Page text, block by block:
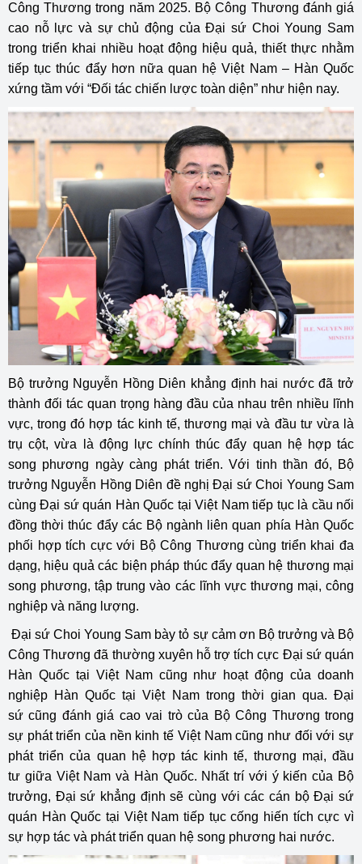
Công Thương trong năm 2025. Bộ Công Thương đánh giá
cao nỗ lực và sự chủ động của Đại sứ Choi Young Sam
trong triển khai nhiều hoạt động hiệu quả, thiết thực nhằm
tiếp tục thúc đẩy hơn nữa quan hệ Việt Nam – Hàn Quốc
xứng tầm với “Đối tác chiến lược toàn diện” như hiện nay.
Bộ trưởng Nguyễn Hồng Diên khẳng định hai nước đã trở
thành đối tác quan trọng hàng đầu của nhau trên nhiều lĩnh
vực, trong đó hợp tác kinh tế, thương mại và đầu tư vừa là
trụ cột, vừa là động lực chính thúc đẩy quan hệ hợp tác
song phương ngày càng phát triển. Với tinh thần đó, Bộ
trưởng Nguyễn Hồng Diên đề nghị Đại sứ Choi Young Sam
cùng Đại sứ quán Hàn Quốc tại Việt Nam tiếp tục là cầu nối
đồng thời thúc đẩy các Bộ ngành liên quan phía Hàn Quốc
phối hợp tích cực với Bộ Công Thương cùng triển khai đa
dạng, hiệu quả các biện pháp thúc đẩy quan hệ thương mại
song phương, tập trung vào các lĩnh vực thương mại, công
nghiệp và năng lượng.
Đại sứ Choi Young Sam bày tỏ sự cảm ơn Bộ trưởng và Bộ
Công Thương đã thường xuyên hỗ trợ tích cực Đại sứ quán
Hàn Quốc tại Việt Nam cũng như hoạt động của doanh
nghiệp Hàn Quốc tại Việt Nam trong thời gian qua. Đại
sứ cũng đánh giá cao vai trò của Bộ Công Thương trong
sự phát triển của nền kinh tế Việt Nam cũng như đối với sự
phát triển của quan hệ hợp tác kinh tế, thương mại, đầu
tư giữa Việt Nam và Hàn Quốc. Nhất trí với ý kiến của Bộ
trưởng, Đại sứ khẳng định sẽ cùng với các cán bộ Đại sứ
quán Hàn Quốc tại Việt Nam tiếp tục cống hiến tích cực vì
sự hợp tác và phát triển quan hệ song phương hai nước.